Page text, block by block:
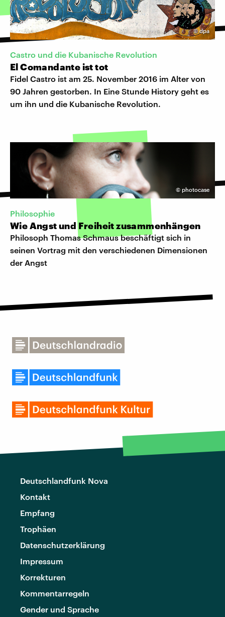
©dpa
Castro und die Kubanische Revolution
El Comandante ist tot
Fidel Castro ist am 25. November 2016 im Alter von
90 Jahren gestorben. In Eine Stunde History geht es
um ihn und die Kubanische Revolution.
© photocase
Philosophie
Wie Angst und Freiheit zusammenhängen
Philosoph Thomas Schmaus beschäftigt sich in
seinen Vortrag mit den verschiedenen Dimensionen
der Angst
Deutschlandfunk Nova
Kontakt
Empfang
Trophäen
Datenschutzerklärung
Impressum
Korrekturen
Kommentarregeln
Gender und Sprache